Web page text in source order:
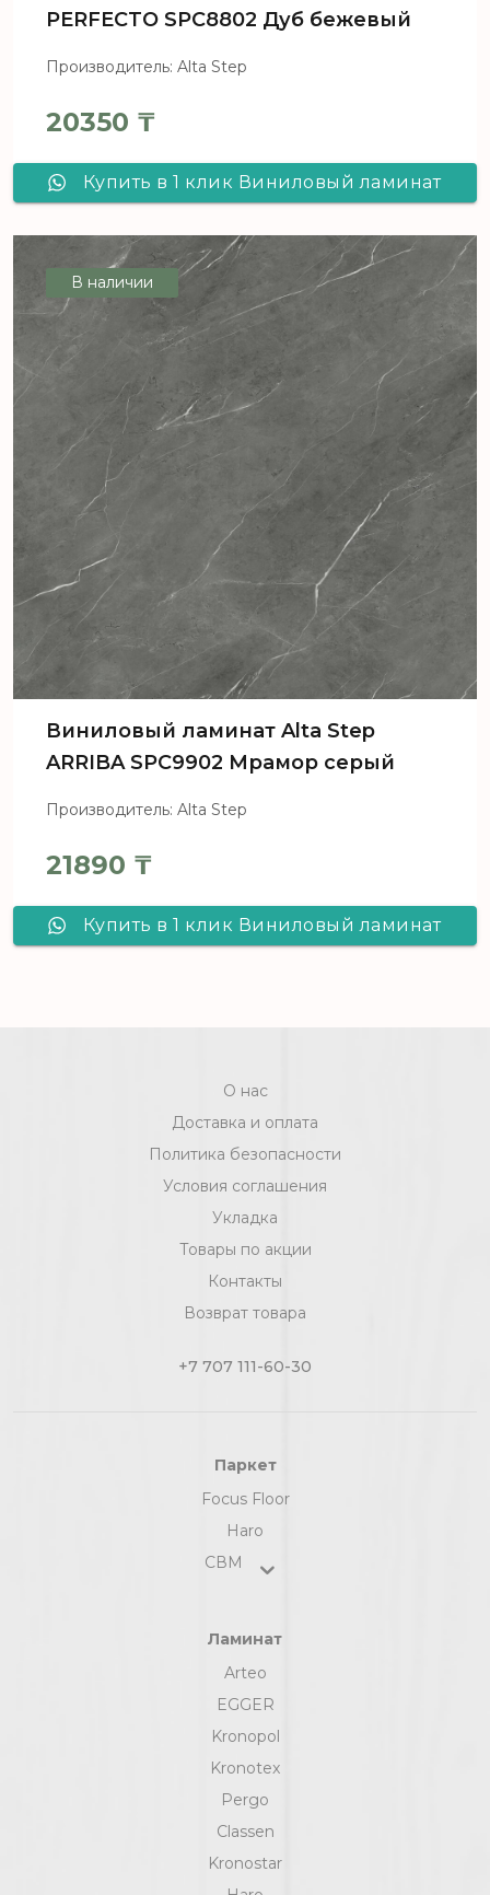
PERFECTO SPC8802 Дуб бежевый
Производитель: Alta Step
20350 ₸
Купить в 1 клик Виниловый ламинат
бежевый
В наличии
Виниловый ламинат Alta Step
ARRIBA SPC9902 Мрамор серый
Производитель: Alta Step
21890 ₸
Купить в 1 клик Виниловый ламинат
О нас
Доставка и оплата
Политика безопасности
Условия соглашения
Укладка
Товары по акции
Контакты
Возврат товара
+7 707 111-60-30
Паркет
Focus Floor
Haro
СВМ
Ламинат
Arteo
EGGER
Kronopol
Kronotex
Pergo
Classen
Kronostar